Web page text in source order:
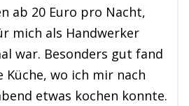
ab 20 Euro pro Nacht,
mich als Handwerker
war. Besonders gut fand
Küche, wo ich mir nach
etwas kochen konnte.